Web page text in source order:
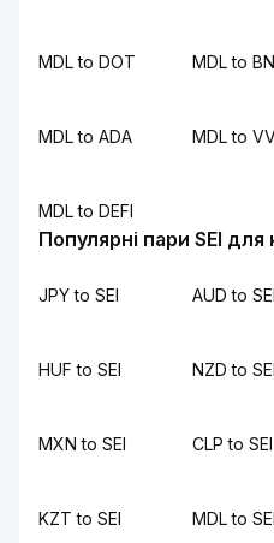
MDL to DOT MDL to
MDL to ADA MDL to
MDL to DEFI
Популярні пари SEI для
JPY to SEI AUD to SEI
HUF to SEI NZD to SEI
MXN to SEI CLP to SEI
KZT to SEI MDL to SEI